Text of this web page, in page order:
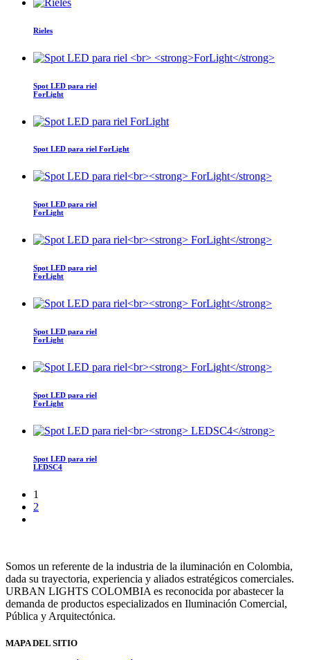
Rieles
Spot LED para riel
ForLight
Spot LED para riel ForLight
Spot LED para riel
ForLight
Spot LED para riel
ForLight
Spot LED para riel
ForLight
Spot LED para riel
ForLight
Spot LED para riel
LEDSC4
1
2
Somos un referente de la industria de la iluminación en Colombia,
dada su trayectoria, experiencia y aliados estratégicos comerciales.
URBAN LIGHTS COLOMBIA es reconocida por abastecer la
demanda de productos especializados en Iluminación Comercial,
Pública y Arquitectónica.
MAPA DEL SITIO